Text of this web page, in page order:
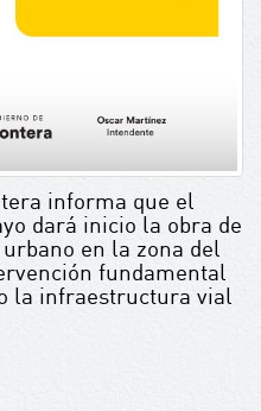
informa que el
dará inicio la obra de
en la zona del
fundamental
la infraestructura vial